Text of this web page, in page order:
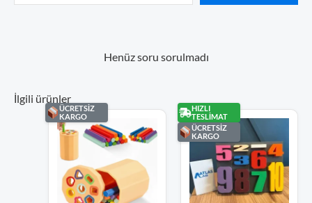
Henüz soru sorulmadı
İlgili ürünler
ÜCRETSİZ
KARGO
HIZLI
TESLİMAT
ÜCRETSİZ
KARGO